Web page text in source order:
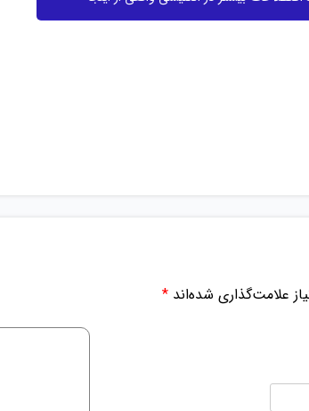
علامت‌گذاری شده‌اند *